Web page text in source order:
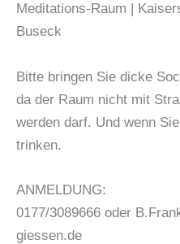
Meditations-Raum |
Buseck
Bitte bringen Sie dicke
da der Raum nicht mit
werden darf. Und wenn
trinken.
ANMELDUNG:
0177/3089666 oder
giessen.de